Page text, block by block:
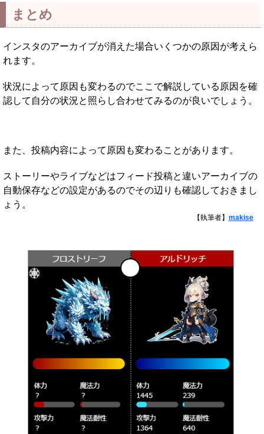
まとめ
インスタのアーカイブが消えた場合いくつかの原因が考えら
れます。
状況によって原因も変わるのでここで解説している原因を確
認して自分の状況と照らし合わせてみるのが良いでしょう。
また、投稿内容によって原因も変わることがあります。
ストーリーやライブなどはフィード投稿と違いアーカイブの
自動保存などの設定があるのでその辺りも確認しておきまし
ょう。
【執筆者】 makise